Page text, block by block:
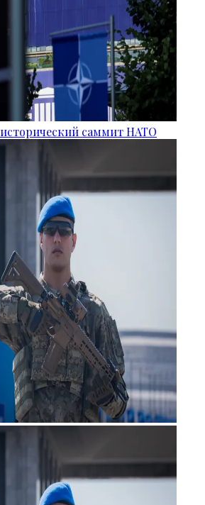
саммит НАТО